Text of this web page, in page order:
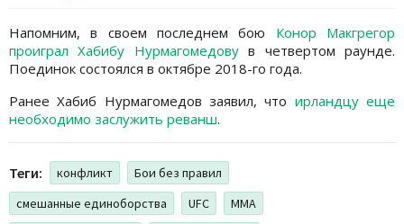
Напомним, в своем последнем бою Конор Макгрегор
проиграл Хабибу Нурмагомедовув четвертом раунде.
Поединок состоялся в октябре 2018-го года.
Ранее Хабиб Нурмагомедов заявил, что ирландцу еще
необходимо заслужить реванш.
Теги: конфликт
Бои без правил
смешанные единоборства
UFC
MMA